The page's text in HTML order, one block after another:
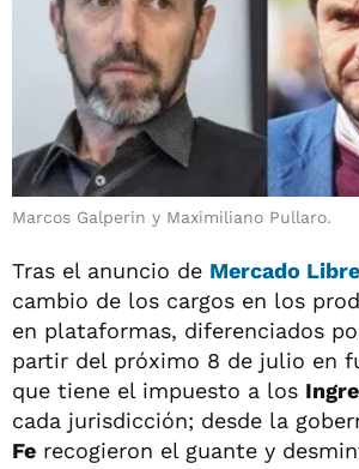
Marcos Galperin y Maximiliano Pullaro.
Tras el anuncio de Mercado Libre
cambio de los cargos en los
en plataformas, diferenciados
partir del próximo 8 de julio en
que tiene el impuesto a los
cada jurisdicción; desde la
Fe recogieron el guante y